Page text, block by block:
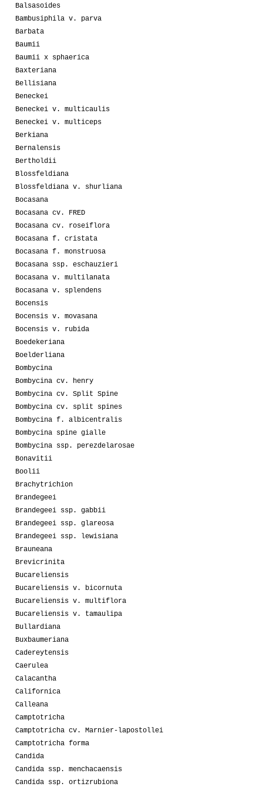
Balsasoides
Bambusiphila v. parva
Barbata
Baumii
Baumii x sphaerica
Baxteriana
Bellisiana
Beneckei
Beneckei v. multicaulis
Beneckei v. multiceps
Berkiana
Bernalensis
Bertholdii
Blossfeldiana
Blossfeldiana v. shurliana
Bocasana
Bocasana cv. FRED
Bocasana cv. roseiflora
Bocasana f. cristata
Bocasana f. monstruosa
Bocasana ssp. eschauzieri
Bocasana v. multilanata
Bocasana v. splendens
Bocensis
Bocensis v. movasana
Bocensis v. rubida
Boedekeriana
Boelderliana
Bombycina
Bombycina cv. henry
Bombycina cv. Split Spine
Bombycina cv. split spines
Bombycina f. albicentralis
Bombycina spine gialle
Bombycina ssp. perezdelarosae
Bonavitii
Boolii
Brachytrichion
Brandegeei
Brandegeei ssp. gabbii
Brandegeei ssp. glareosa
Brandegeei ssp. lewisiana
Brauneana
Brevicrinita
Bucareliensis
Bucareliensis v. bicornuta
Bucareliensis v. multiflora
Bucareliensis v. tamaulipa
Bullardiana
Buxbaumeriana
Cadereytensis
Caerulea
Calacantha
Californica
Calleana
Camptotricha
Camptotricha cv. Marnier-lapostollei
Camptotricha forma
Candida
Candida ssp. menchacaensis
Candida ssp. ortizrubiona